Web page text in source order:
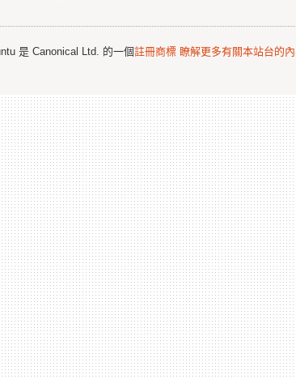
是 Canonical Ltd. 的一個註冊商標 瞭解更多有關本站台的